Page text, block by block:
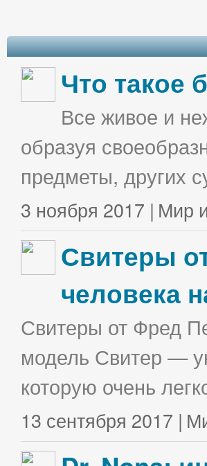
Что такое
Все живое и
образуя
предметы, других
3 ноября 2017 | Мир
Свитеры
человека
Свитеры от Фред
модель Свитер —
которую очень
13 сентября 2017 |